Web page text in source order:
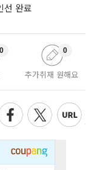
선 완료
0
추가취재 원해요
0